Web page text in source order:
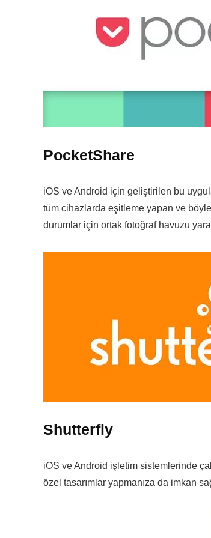
PocketShare
iOS ve Android için geliştirilen bu
tüm cihazlarda eşitleme yapan ve
durumlar için ortak fotoğraf havuzu
Shutterfly
iOS ve Android işletim sistemlerinde
özel tasarımlar yapmanıza da imkan